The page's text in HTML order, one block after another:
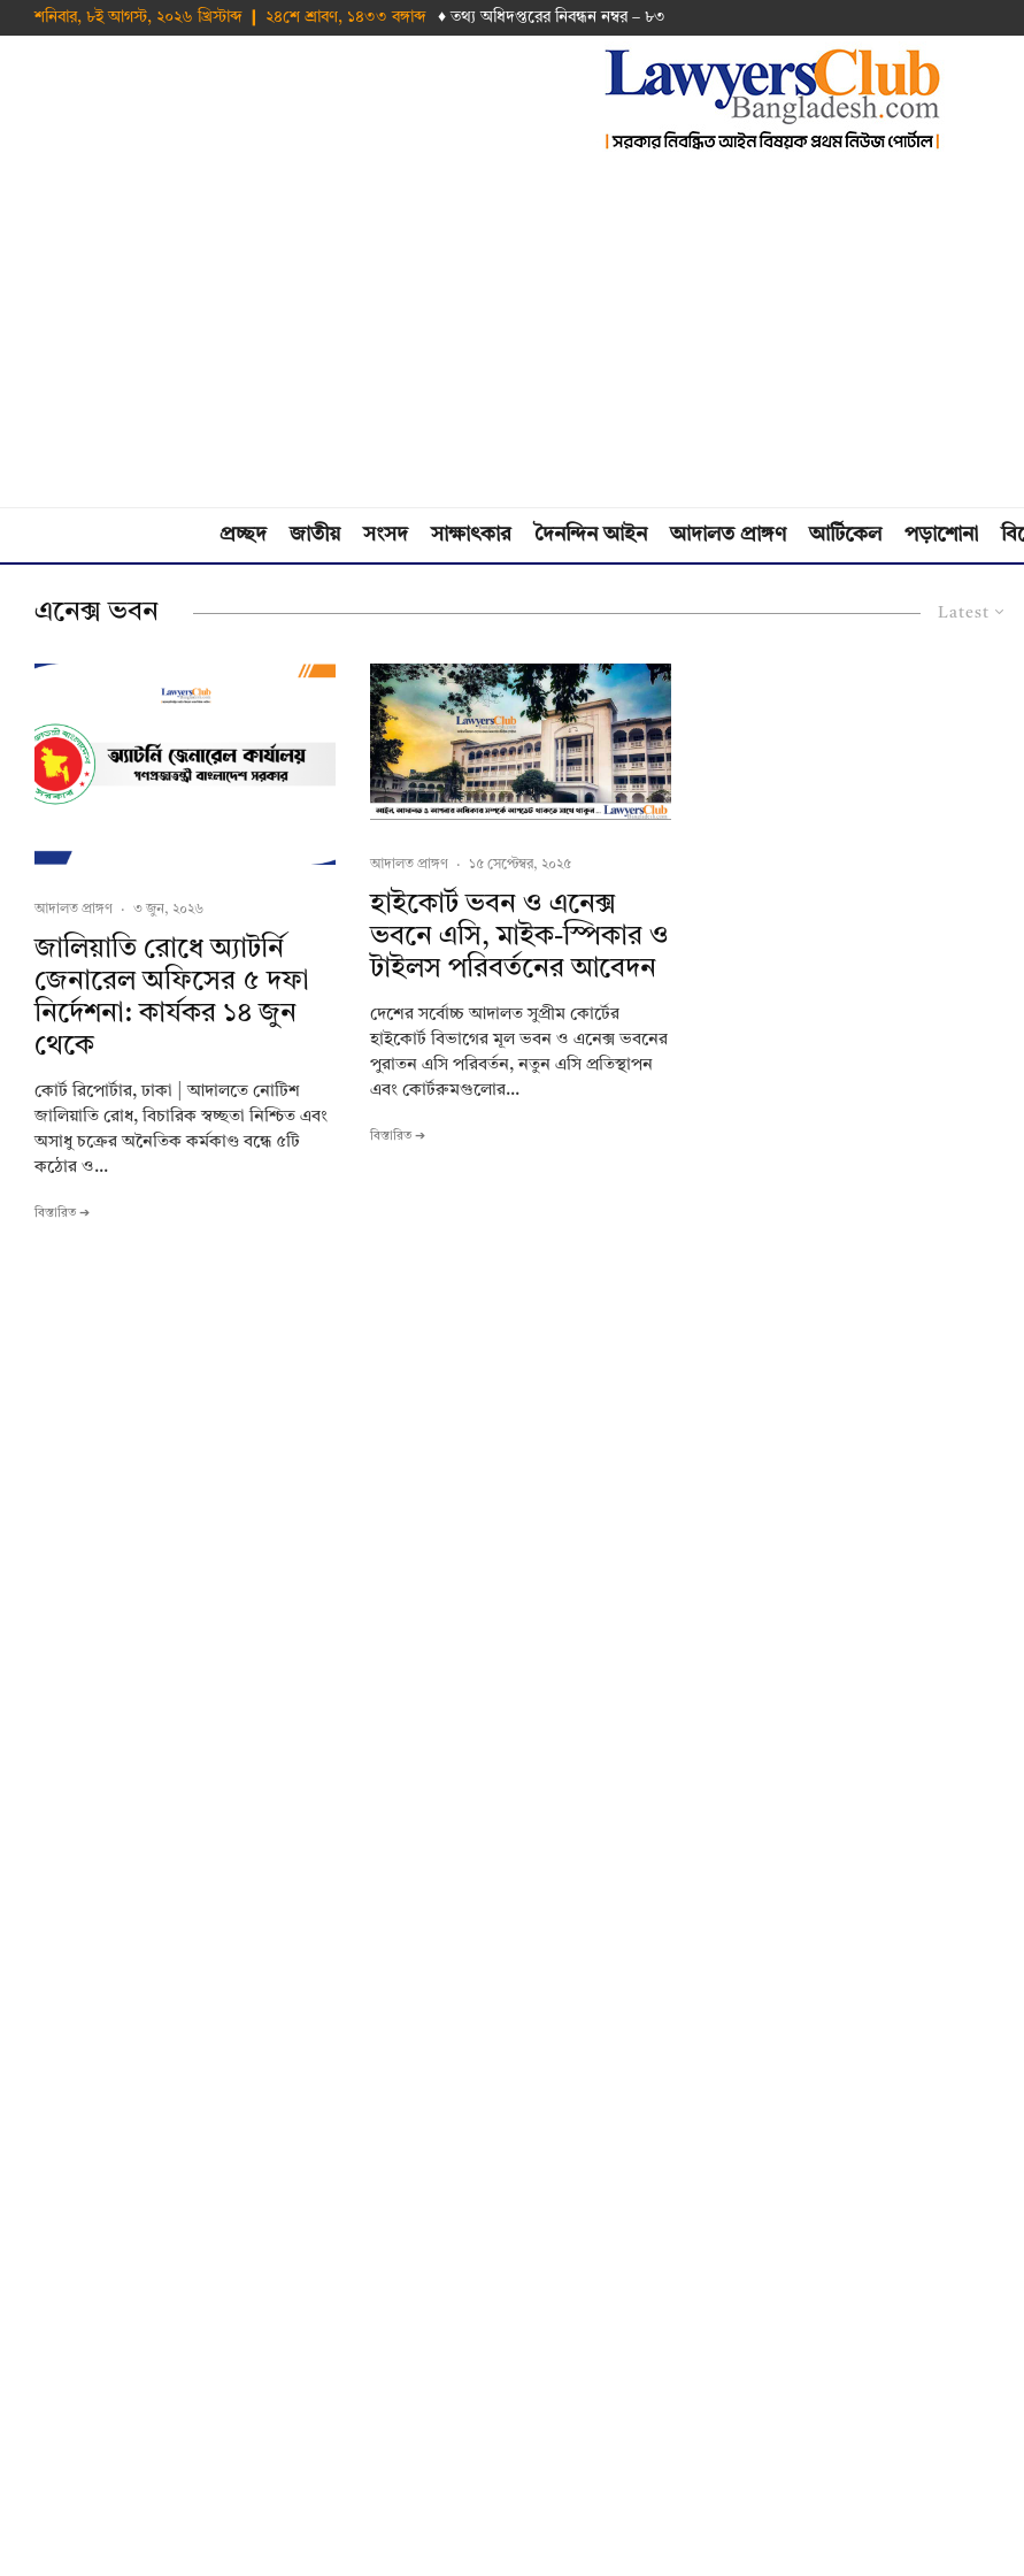
শনিবার, ৮ই আগস্ট, ২০২৬ খ্রিস্টাব্দ ❙ ২৪শে শ্রাবণ, ১৪৩৩ বঙ্গাব্দ ♦ তথ‌্য অ‌ধিদপ্ত‌রের নিবন্ধন নম্বর – ৮৩
প্রচ্ছদ জাতীয় সংসদ সাক্ষাৎকার দৈনন্দিন আইন আদালত প্রাঙ্গণ আর্টিকেল পড়াশোনা
Latest
এনেক্স ভবন
আদালত প্রাঙ্গণ · ৩ জুন, ২০২৬
জালিয়াতি রোধে অ্যাটর্নি
জেনারেল অফিসের ৫ দফা
নির্দেশনা: কার্যকর ১৪ জুন
থেকে
কোর্ট রিপোর্টার, ঢাকা | আদালতে নোটিশ
জালিয়াতি রোধ, বিচারিক স্বচ্ছতা নিশ্চিত এবং
অসাধু চক্রের অনৈতিক কর্মকাণ্ড বন্ধে ৫টি
কঠোর ও...
বিস্তারিত ➔
আদালত প্রাঙ্গণ · ১৫ সেপ্টেম্বর, ২০২৫
হাইকোর্ট ভবন ও এনেক্স
ভবনে এসি, মাইক-স্পিকার ও
টাইলস পরিবর্তনের আবেদন
দেশের সর্বোচ্চ আদালত সুপ্রীম কোর্টের
হাইকোর্ট বিভাগের মূল ভবন ও এনেক্স ভবনের
পুরাতন এসি পরিবর্তন, নতুন এসি প্রতিস্থাপন
এবং কোর্টরুমগুলোর...
বিস্তারিত ➔